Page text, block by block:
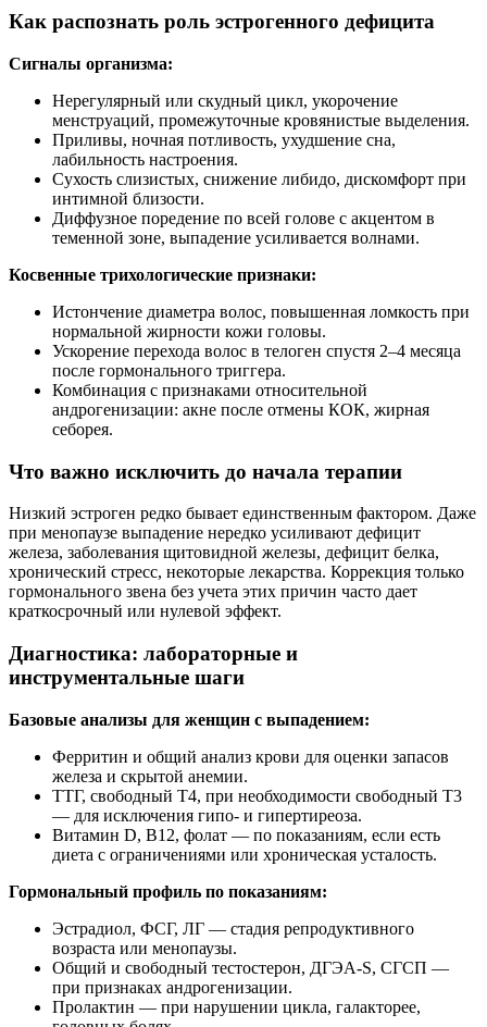
Как распознать роль эстрогенного дефицита
Сигналы организма:
Нерегулярный или скудный цикл, укорочение
менструаций, промежуточные кровянистые выделения.
Приливы, ночная потливость, ухудшение сна,
лабильность настроения.
Сухость слизистых, снижение либидо, дискомфорт при
интимной близости.
Диффузное поредение по всей голове с акцентом в
теменной зоне, выпадение усиливается волнами.
Косвенные трихологические признаки:
Истончение диаметра волос, повышенная ломкость при
нормальной жирности кожи головы.
Ускорение перехода волос в телоген спустя 2–4 месяца
после гормонального триггера.
Комбинация с признаками относительной
андрогенизации: акне после отмены КОК, жирная
себорея.
Что важно исключить до начала терапии
Низкий эстроген редко бывает единственным фактором. Даже
при менопаузе выпадение нередко усиливают дефицит
железа, заболевания щитовидной железы, дефицит белка,
хронический стресс, некоторые лекарства. Коррекция только
гормонального звена без учета этих причин часто дает
краткосрочный или нулевой эффект.
Диагностика: лабораторные и
инструментальные шаги
Базовые анализы для женщин с выпадением:
Ферритин и общий анализ крови для оценки запасов
железа и скрытой анемии.
ТТГ, свободный Т4, при необходимости свободный Т3
— для исключения гипо- и гипертиреоза.
Витамин D, В12, фолат — по показаниям, если есть
диета с ограничениями или хроническая усталость.
Гормональный профиль по показаниям:
Эстрадиол, ФСГ, ЛГ — стадия репродуктивного
возраста или менопаузы.
Общий и свободный тестостерон, ДГЭА‑S, СГСП —
при признаках андрогенизации.
Пролактин — при нарушении цикла, галакторее,